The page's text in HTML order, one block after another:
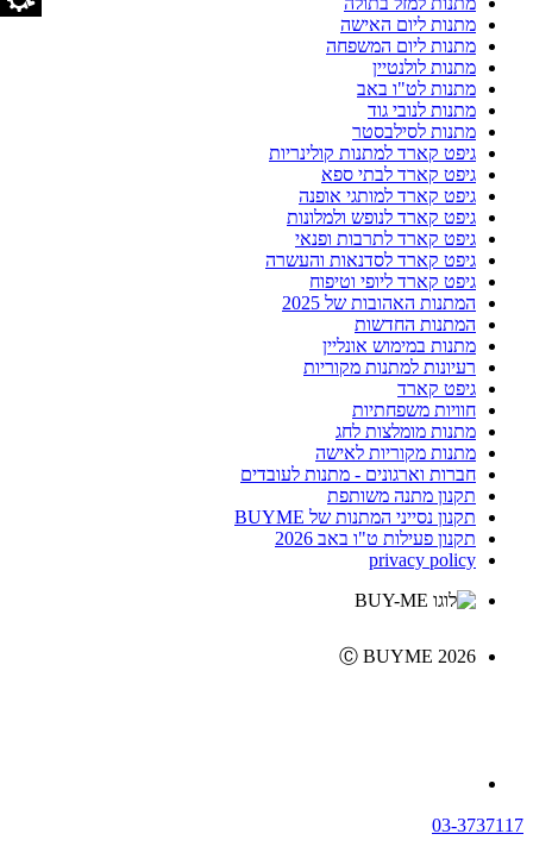
מתנות ליום האישה
מתנות ליום המשפחה
מתנות לולנטיין
מתנות לט"ו באב
מתנות לנובי גוד
מתנות לסילבסטר
גיפט קארד למתנות קולינריות
גיפט קארד לבתי ספא
גיפט קארד למותגי אופנה
גיפט קארד לנופש ולמלונות
גיפט קארד לתרבות ופנאי
גיפט קארד לסדנאות והעשרה
גיפט קארד ליופי וטיפוח
המתנות האהובות של 2025
המתנות החדשות
מתנות במימוש אונליין
רעיונות למתנות מקוריות
גיפט קארד
חוויות משפחתיות
מתנות מומלצות לחג
מתנות מקוריות לאישה
חברות וארגונים - מתנות לעובדים
תקנון מתנה משותפת
תקנון נסייני המתנות של BUYME
תקנון פעילות ט"ו באב 2026
privacy policy
Ⓒ BUYME 2026
03-3737117